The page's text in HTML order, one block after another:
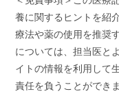
養に関するヒントを紹
療法や薬の使用を推奨
については、担当医と
イトの情報を利用して
責任を負うことができ